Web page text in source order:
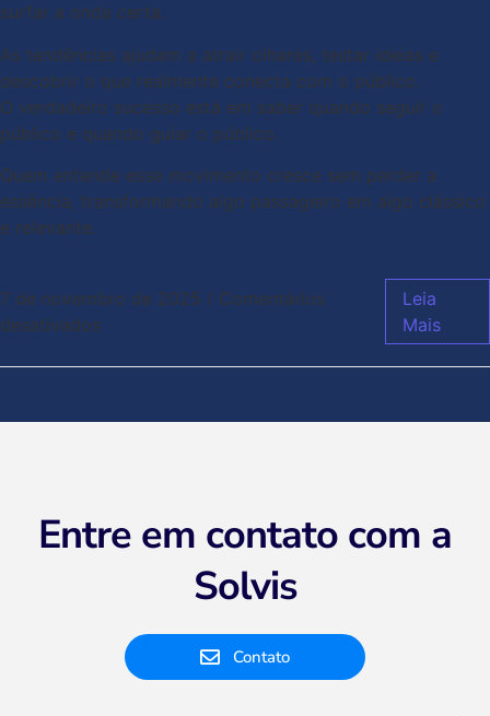
surfar a onda certa.
As tendências ajudam a atrair olhares, testar ideias e
descobrir o que realmente conecta com o público.
O verdadeiro sucesso está em saber quando seguir o
público e quando guiar o público.
Quem entende esse movimento cresce sem perder a
essência, transformando algo passageiro em algo clássico
e relevante.
7 de novembro de 2025 / Comentários
desativados
Leia
Mais
Entre em contato com a
Solvis
Contato